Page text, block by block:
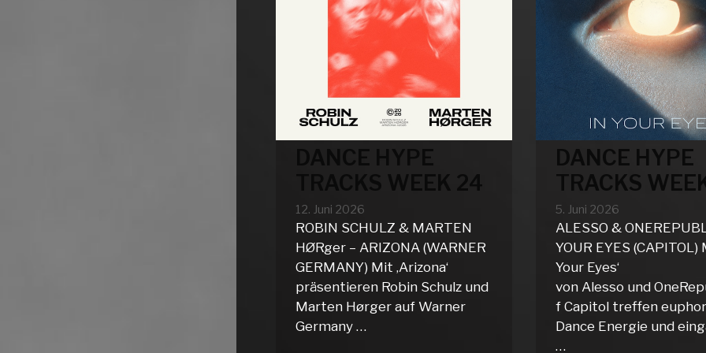
TRACKS WEEK 24
12. Juni 2026
ROBIN SCHULZ & MARTEN
HØRger – ARIZONA (WARNER
GERMANY) Mit ‚Arizona‘
präsentieren Robin Schulz und
Marten Hørger auf Warner
Germany …
DANCE HYPE
TRACKS
5. Juni 2026
ALESSO &
YOUR EYES (CAPITOL)
Your Eyes‘
von Alesso und
f Capitol treffen
Dance Energie und
…